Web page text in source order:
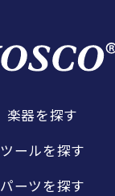
楽器を探す
ツールを探す
パーツを探す